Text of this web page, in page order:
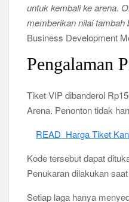
untuk kembali ke arena.
memberikan nilai tambah
Business Development
Pengalaman
Tiket VIP dibanderol
Arena. Penonton tidak
READ Harga Tiket
Kode tersebut dapat
Penukaran dilakukan
Setiap laga hanya